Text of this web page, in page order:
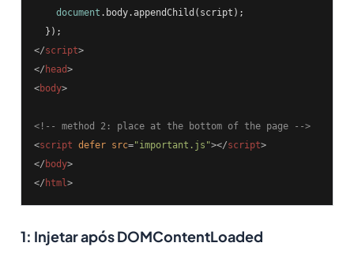
document .body.appendChild(script);
</script>
</ head>
<body>
<!-- method 2: place at the bottom of the page -->
<script defer src="important.js"></script>
</ body>
</ html>
1: Injetar após DOMContentLoaded